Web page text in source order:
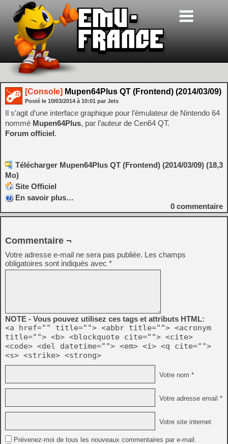
[Console] Mupen64Plus QT (Frontend) (2014/03/09)
Posté le 10/03/2014 à 10:01 par Jets
Il s’agit d’une interface graphique pour l’émulateur de Nintendo 64
nommé Mupen64Plus, par l’auteur de Cen64 QT.
Forum officiel.
Télécharger Mupen64Plus QT (Frontend) (2014/03/09) (18,3
Mo)
Site Officiel
En savoir plus…
0 commentaire
Commentaire ¬
Votre adresse e-mail ne sera pas publiée. Les champs
obligatoires sont indiqués avec *
NOTE - Vous pouvez utilisez ces tags et attributs HTML:
<a href="" title=""> <abbr title=""> <acronym
title=""> <b> <blockquote cite=""> <cite>
<code> <del datetime=""> <em> <i> <q cite="">
<s> <strike> <strong>
Votre nom *
Votre adresse email *
Votre site internet
Prévenez-moi de tous les nouveaux commentaires par e-mail.